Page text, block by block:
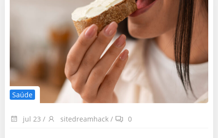
Saúde
jul 23 / sitedreamhack / 0